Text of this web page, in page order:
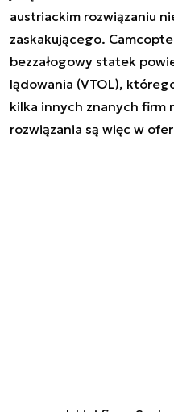
austriackim rozwiązaniu
zaskakującego.
bezzałogowy statek
lądowania (VTOL),
kilka innych znanych firm
rozwiązania są więc w